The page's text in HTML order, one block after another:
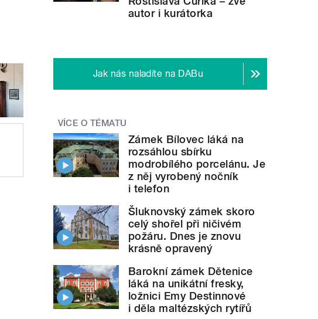
autor i kurátorka
Jak nás naladíte na DABu
VÍCE O TÉMATU
Zámek Bílovec láká na
rozsáhlou sbírku
modrobílého porcelánu. Je
z něj vyrobený nočník
i telefon
Šluknovský zámek skoro
celý shořel při ničivém
požáru. Dnes je znovu
krásně opravený
Barokní zámek Dětenice
láká na unikátní fresky,
ložnici Emy Destinnové
i děla maltézských rytířů